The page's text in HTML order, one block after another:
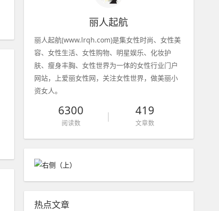
丽人起航
丽人起航(www.lrqh.com)是集女性时尚、女性美
容、女性生活、女性购物、明星娱乐、化妆护
肤、瘦身丰胸、女性世界为一体的女性行业门户
网站，上爱丽女性网，关注女性世界，做美丽小
资女人。
6300
阅读数
419
文章数
热点文章